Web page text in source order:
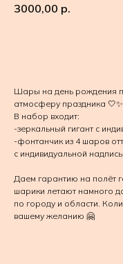
3000,00 р.
Шары на день рождения
атмосферу праздника 🤍✨
В набор входит:
-зеркальный гигант с
-фонтанчик из 4 шаров
с индивидуальной
Даем гарантию на полёт
шарики летают намного
по городу и области.
вашему желанию 🤗